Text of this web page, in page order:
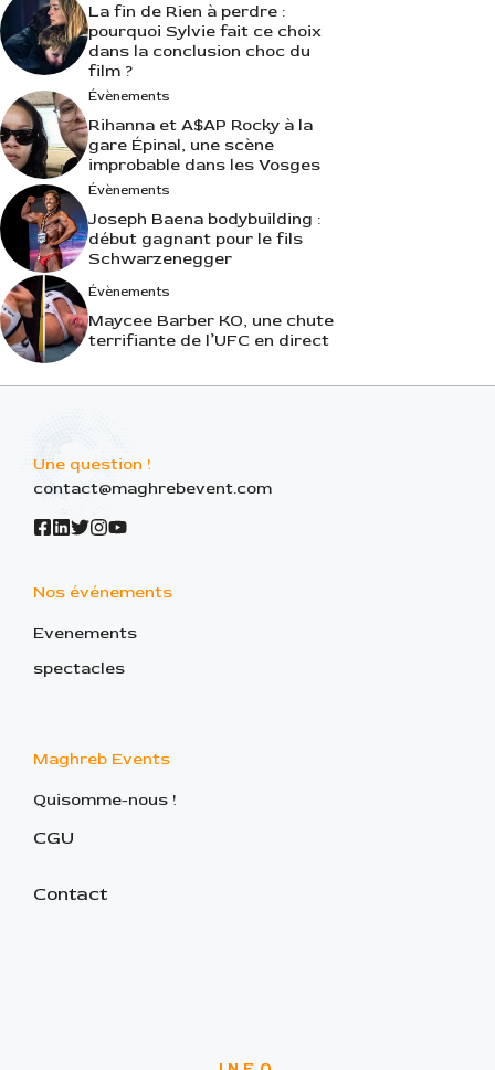
La fin de Rien à perdre :
pourquoi Sylvie fait ce choix
dans la conclusion choc du
film ?
Évènements
Rihanna et A$AP Rocky à la
gare Épinal, une scène
improbable dans les Vosges
Évènements
Joseph Baena bodybuilding :
début gagnant pour le fils
Schwarzenegger
Évènements
Maycee Barber KO, une chute
terrifiante de l’UFC en direct
Une question !
contact@maghrebevent.com
Nos événements
Evenements
spectacles
Maghreb Events
Quisomme-nous !
CGU
Contact